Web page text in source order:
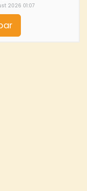
2026 01:07